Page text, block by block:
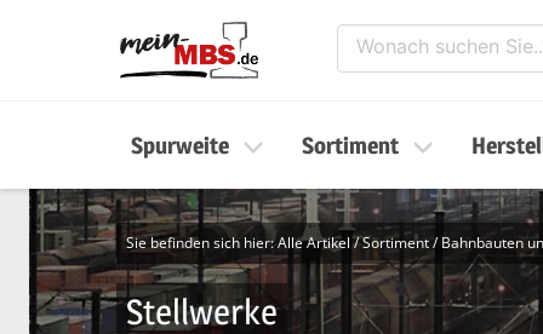
Spurweite Sortiment
Sie befinden sich hier:Alle Artikel/Sortiment/Bahnbauten
Stellwerke